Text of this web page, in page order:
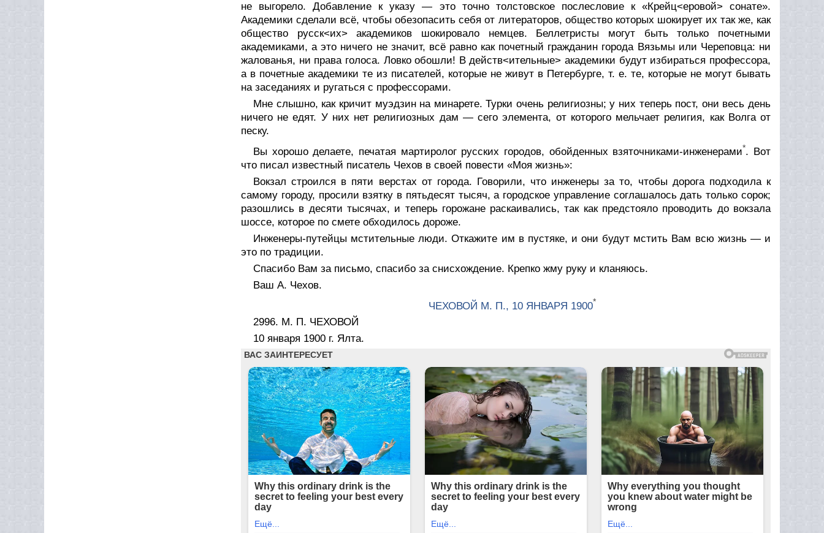
не выгорело. Добавление к указу — это точно толстовское послесловие к «Крейц<еровой> сонате».
Академики сделали всё, чтобы обезопасить себя от литераторов, общество которых шокирует их так же, как
общество русск<их> академиков шокировало немцев. Беллетристы могут быть только почетными
академиками, а это ничего не значит, всё равно как почетный гражданин города Вязьмы или Череповца: ни
жалованья, ни права голоса. Ловко обошли! В действ<ительные> академики будут избираться профессора,
а в почетные академики те из писателей, которые не живут в Петербурге, т. е. те, которые не могут бывать
на заседаниях и ругаться с профессорами.
Мне слышно, как кричит муэдзин на минарете. Турки очень религиозны; у них теперь пост, они весь день
ничего не едят. У них нет религиозных дам — сего элемента, от которого мельчает религия, как Волга от
песку.
Вы хорошо делаете, печатая мартиролог русских городов, обойденных взяточниками-инженерами*. Вот
что писал известный писатель Чехов в своей повести «Моя жизнь»:
Вокзал строился в пяти верстах от города. Говорили, что инженеры за то, чтобы дорога подходила к
самому городу, просили взятку в пятьдесят тысяч, а городское управление соглашалось дать только сорок;
разошлись в десяти тысячах, и теперь горожане раскаивались, так как предстояло проводить до вокзала
шоссе, которое по смете обходилось дороже.
Инженеры-путейцы мстительные люди. Откажите им в пустяке, и они будут мстить Вам всю жизнь — и
это по традиции.
Спасибо Вам за письмо, спасибо за снисхождение. Крепко жму руку и кланяюсь.
Ваш А. Чехов.
ЧЕХОВОЙ М. П., 10 ЯНВАРЯ 1900*
2996. М. П. ЧЕХОВОЙ
10 января 1900 г. Ялта.